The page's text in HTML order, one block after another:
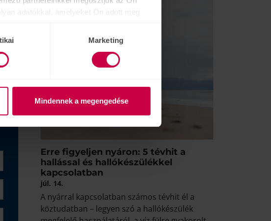
adatokkal, amelyeket Ön adott meg
Marketing
Mindennek a megengedése
Erre figyeljen nyáron: 5 tévhit a
hallással és hallókészülékkel
kapcsolatban
júl. 14.
A nyárral kapcsolatban számos tévhit él a
köztudatban – legyen szó a hallókészülék